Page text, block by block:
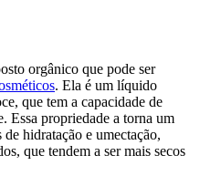
orgânico que pode ser
. Ela é um líquido
que tem a capacidade de
Essa propriedade a torna um
hidratação e umectação,
que tendem a ser mais secos